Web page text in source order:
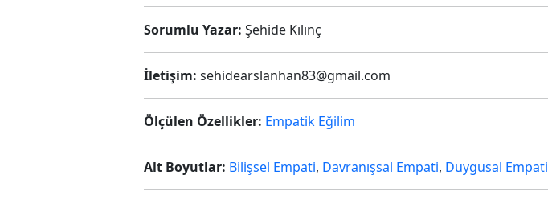
Sorumlu Yazar: Şehide Kılınç
İletişim: sehidearslanhan83@gmail.com
Ölçülen Özellikler: Empatik Eğilim
Alt Boyutlar: Bilişsel Empati, Davranışsal Empati, Duygusal Empati